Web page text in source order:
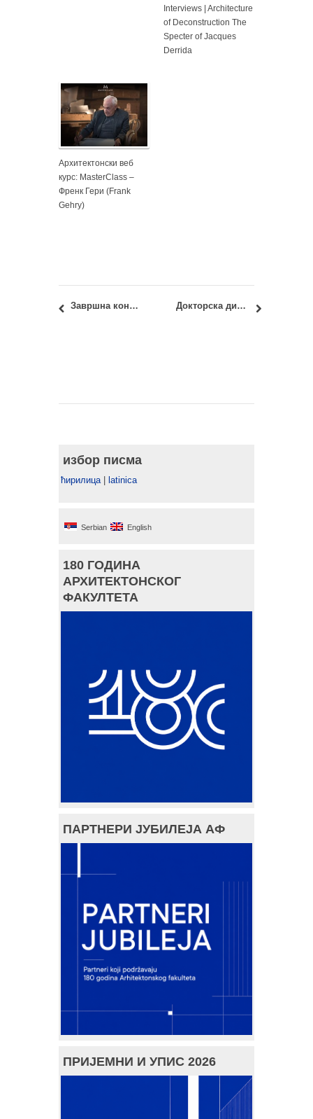
Interviews | Architecture
of Deconstruction The
Specter of Jacques
Derrida
Архитектонски веб
курс: MasterClass –
Френк Гери (Frank
Gehry)
Завршна конференција пројекта EmBuild: Енергетски ефикасне зграде – Планирајте. Инвестирајте. Реновирајте! Докторска дисертација и извештај Комисије: кандидат Милош Манески, дипл. грађ. инж.
избор писма
ћирилица latinica
Serbian English
180 ГОДИНА
АРХИТЕКТОНСКОГ
ФАКУЛТЕТА
ПАРТНЕРИ ЈУБИЛЕЈА АФ
ПРИЈЕМНИ И УПИС 2026